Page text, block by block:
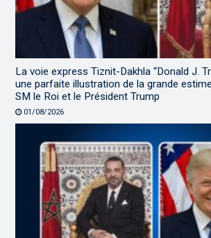
La voie express Tiznit-Dakhla “Donald J.
une parfaite illustration de la grande
SM le Roi et le Président Trump
01/08/2026